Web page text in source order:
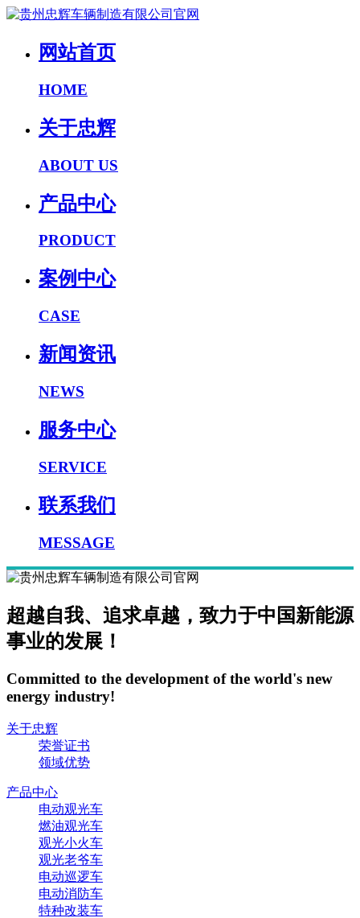
网站首页
HOME
关于忠辉
ABOUT US
产品中心
PRODUCT
案例中心
CASE
新闻资讯
NEWS
服务中心
SERVICE
联系我们
MESSAGE
超越自我、追求卓越，致力于中国新能源
事业的发展！
Committed to the development of the world's new
energy industry!
关于忠辉
荣誉证书
领域优势
产品中心
电动观光车
燃油观光车
观光小火车
观光老爷车
电动巡逻车
电动消防车
特种改装车